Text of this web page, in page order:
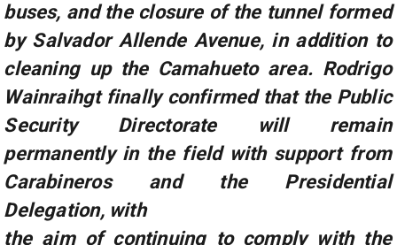
buses, and the closure of the tunnel formed
by Salvador Allende Avenue, in addition to
cleaning up the Camahueto area. Rodrigo
Wainraihgt finally confirmed that the Public
Security Directorate will remain
permanently in the field with support from
Carabineros and the Presidential
Delegation, with
the aim of continuing to comply with the